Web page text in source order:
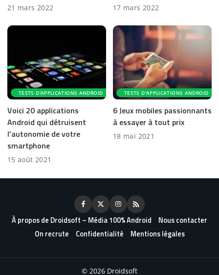
21 mars 2022 17 mars 2022
TESTS D'APPLICATIONS ANDROID
Voici 20 applications
Android qui détruisent
l’autonomie de votre
smartphone
15 août 2021
TESTS D'APPLICATIONS ANDROID
6 Jeux mobiles passionnants
à essayer à tout prix
18 mai 2021
À propos de Droidsoft – Média 100% Android
Nous contacter
On recrute
Confidentialité Mentions légales
© 2026 Droidsoft